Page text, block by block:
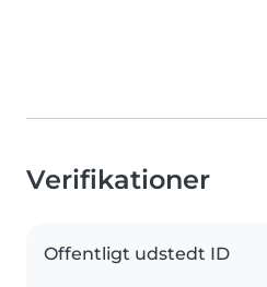
Verifikationer
Offentligt udstedt ID